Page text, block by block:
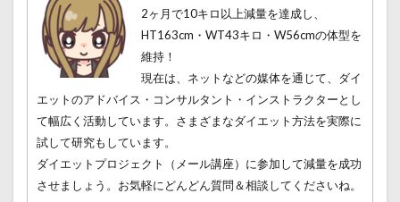
2ヶ月で10キロ以上減量を達成し、
HT163cm・WT43キロ・W56cmの体型を
維持！
現在は、ネットなどの媒体を通じて、ダイ
エットのアドバイス・コンサルタント・インストラクターとし
て幅広く活動しています。さまざまなダイエット方法を実際に
試して研究もしています。
ダイエットプロジェクト（メール講座）に参加して減量を成功
させましょう。お気軽にどんどん質問＆相談してくださいね。